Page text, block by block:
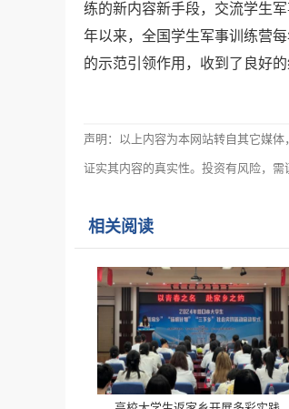
练的新内容新手段，交流学生
年以来，全国学生军事训练营
的示范引领作用，收到了良好的
声明：以上内容为本网站转自其它媒
证实其内容的真实性。投资有风险，需
相关阅读